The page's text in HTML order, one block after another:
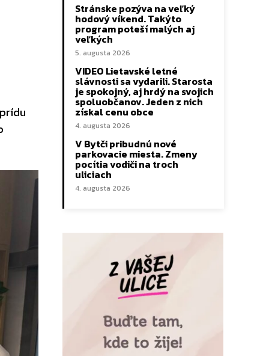
Stránske pozýva na veľký
hodový víkend. Takýto
program poteší malých aj
veľkých
5. augusta 2026
VIDEO Lietavské letné
slávnosti sa vydarili. Starosta
je spokojný, aj hrdý na svojich
spoluobčanov. Jeden z nich
získal cenu obce
4. augusta 2026
V Bytči pribudnú nové
parkovacie miesta. Zmeny
pocítia vodiči na troch
uliciach
4. augusta 2026